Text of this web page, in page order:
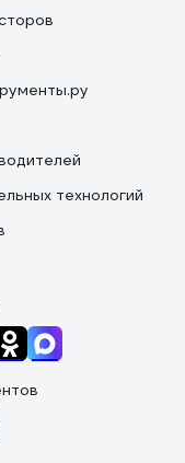
технологий